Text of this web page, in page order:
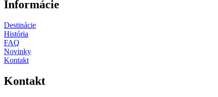
Informácie
Destinácie
História
FAQ
Novinky
Kontakt
Kontakt